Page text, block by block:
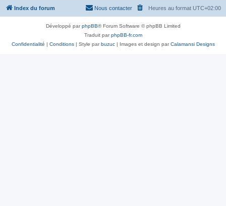
Index du forum Heures au format UTC+02:00
Nous contacter
Développé parphpBB® Forum Software © phpBB Limited
Traduit parphpBB-fr.com
Confidentialité | Conditions| Style parbuzuc| Images et design parCalamansi Designs